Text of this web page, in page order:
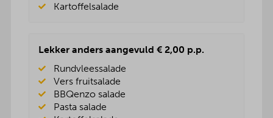
Kartoffelsalade
Lekker anders aangevuld € 2,00 p.p.
Rundvleessalade
Vers fruitsalade
BBQenzo salade
Pasta salade